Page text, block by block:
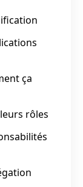
ça
rôles